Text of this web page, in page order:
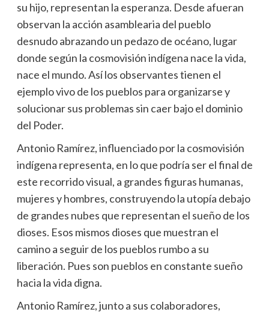
su hijo, representan la esperanza. Desde afueran
observan la acción asamblearia del pueblo
desnudo abrazando un pedazo de océano, lugar
donde según la cosmovisión indígena nace la vida,
nace el mundo. Así los observantes tienen el
ejemplo vivo de los pueblos para organizarse y
solucionar sus problemas sin caer bajo el dominio
del Poder.
Antonio Ramírez, influenciado por la cosmovisión
indígena representa, en lo que podría ser el final de
este recorrido visual, a grandes figuras humanas,
mujeres y hombres, construyendo la utopía debajo
de grandes nubes que representan el sueño de los
dioses. Esos mismos dioses que muestran el
camino a seguir de los pueblos rumbo a su
liberación. Pues son pueblos en constante sueño
hacia la vida digna.
Antonio Ramírez, junto a sus colaboradores,